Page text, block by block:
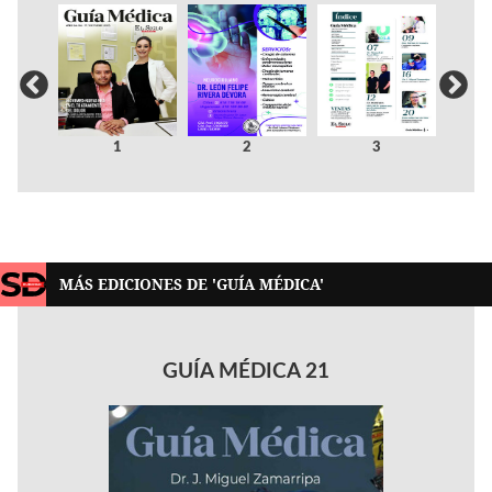
1 2 3
MÁS EDICIONES DE 'GUÍA MÉDICA'
GUÍA MÉDICA 21